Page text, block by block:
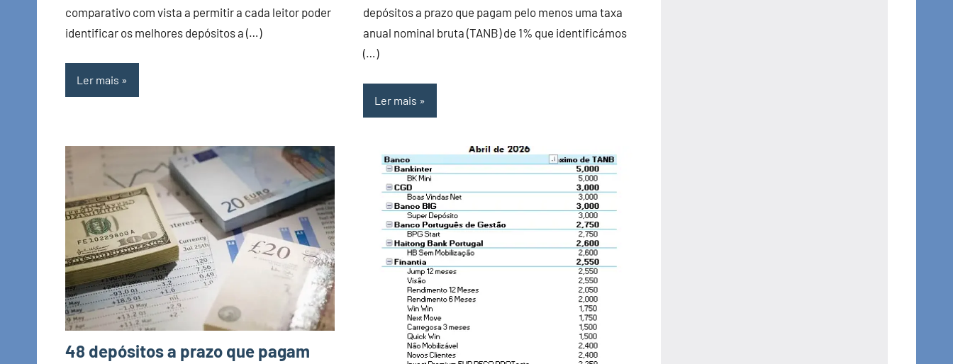
comparativo com vista a permitir a cada leitor poder
identificar os melhores depósitos a (…)
Ler mais
depósitos a prazo que pagam pelo menos uma taxa
anual nominal bruta (TANB) de 1% que identificámos
(…)
Ler mais
48 depósitos a prazo que pagam